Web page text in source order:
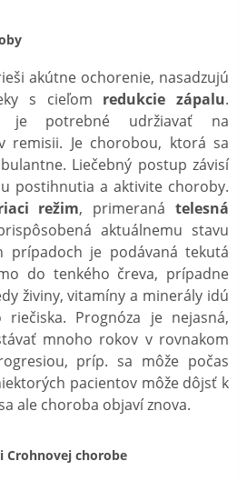
akútne ochorenie, nasadzujú
s cieľom redukcie zápalu.
je potrebné udržiavať na
remisii. Je chorobou, ktorá sa
Liečebný postup závisí
postihnutia a aktivite choroby.
režim, primeranátelesná
aktuálnemu stavu
prípadoch je podávaná tekutá
do tenkého čreva, prípadne
živiny, vitamíny a minerály idú
Prognóza je nejasná,
mnoho rokov v rovnakom
príp. sa môže počas
pacientov môže dôjsť k
ale choroba objaví znova.
Crohnovej chorobe